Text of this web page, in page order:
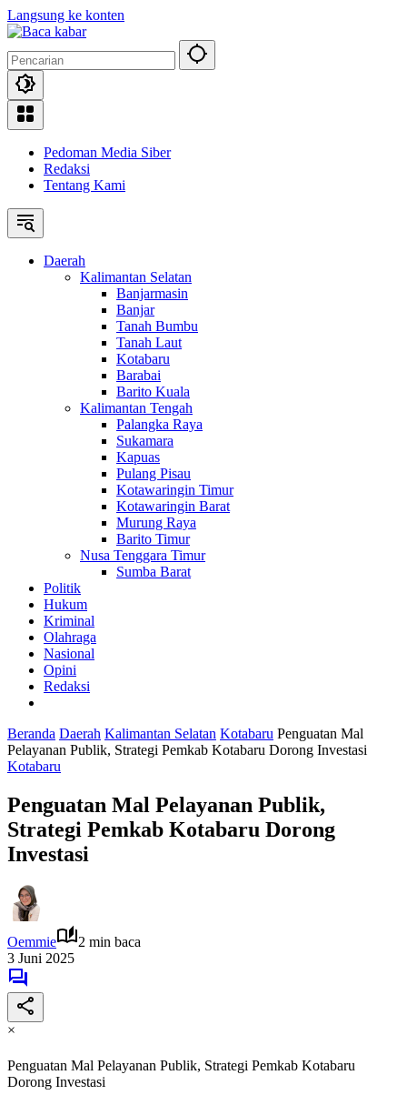
Langsung ke konten
Pedoman Media Siber
Redaksi
Tentang Kami
Daerah
Kalimantan Selatan
Banjarmasin
Banjar
Tanah Bumbu
Tanah Laut
Kotabaru
Barabai
Barito Kuala
Kalimantan Tengah
Palangka Raya
Sukamara
Kapuas
Pulang Pisau
Kotawaringin Timur
Kotawaringin Barat
Murung Raya
Barito Timur
Nusa Tenggara Timur
Sumba Barat
Politik
Hukum
Kriminal
Olahraga
Nasional
Opini
Redaksi
Beranda Daerah Kalimantan Selatan Kotabaru Penguatan Mal
Pelayanan Publik, Strategi Pemkab Kotabaru Dorong Investasi
Kotabaru
Penguatan Mal Pelayanan Publik,
Strategi Pemkab Kotabaru Dorong
Investasi
Oemmie
2 min baca
3 Juni 2025
×
Penguatan Mal Pelayanan Publik, Strategi Pemkab Kotabaru
Dorong Investasi